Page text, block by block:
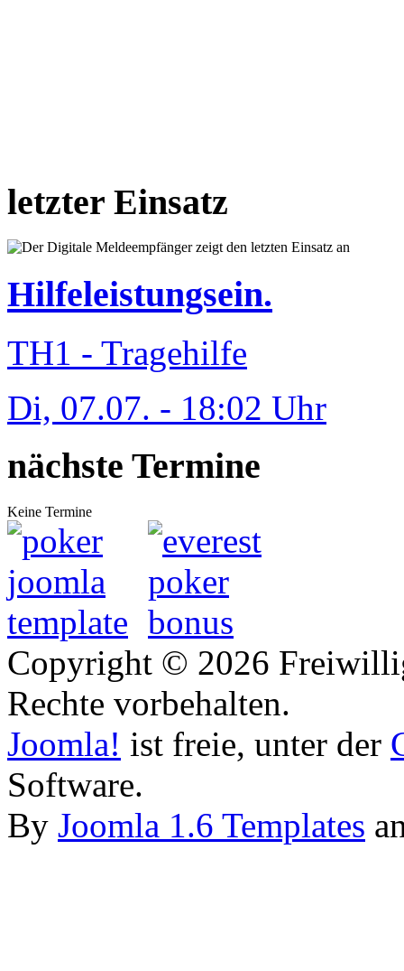
letzter Einsatz
Hilfeleistungsein.
TH1 - Tragehilfe
Di, 07.07. - 18:02 Uhr
nächste Termine
Keine Termine
Copyright © 2026
Rechte vorbehalten.
Joomla! ist freie, unter der
Software.
By Joomla 1.6 Templates